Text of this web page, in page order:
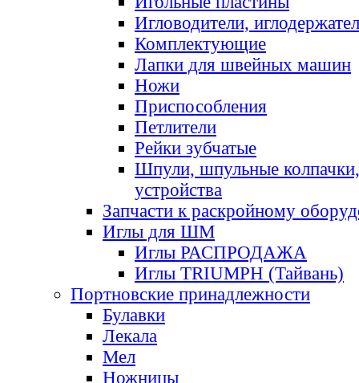
Игловодители,
Комплектующие
Лапки для швейных машин
Ножи
Приспособления
Петлители
Рейки зубчатые
Шпули, шпульные
устройства
Запчасти к раскройному
Иглы для ШМ
Иглы РАСПРОДАЖА
Иглы TRIUMPH (Тайвань)
Портновские принадлежности
Булавки
Лекала
Мел
Ножницы